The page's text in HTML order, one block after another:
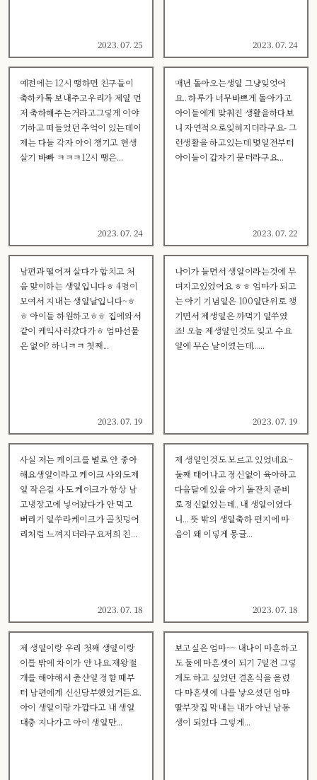
2023. 07. 25 2023. 07. 24
예전에는 12시 땡하면 친구들이
축하카톡 보내주고우리가 제일 먼
저 축하해주는거라고그렇게 이야
기하고 떠들었던 추억이 있는데이
제는 다들 각자 아이 챙기고 현생
살기 바빠 ㅋㅋㅋ12시 땡은...
2023. 07. 24
매년 돌아오는생일 그냥잊엇어
요.. 하루가 너무바쁘게 돌아가고
아이들에게 맞춰진 생활을하다보
니 자연적으로잊혀지더라구요- 그
런생활을 하고있는데 몇일전부터
아이들이 갑자기 묻더라구요...
2023. 07. 22
남편과 떨어져 살다가 합치고 처
음 맞이하는 생일입니다ㅎ 4명이
모여서 지내는 생일날입니다~ㅎ
ㅎ 아이들 하원하고ㅎㅎ 집에와서
같이 케익사러갔다가ㅎ 엄마선물
은 없어? 하니ㅋㅋ 첫째...
2023. 07. 19
나이가 들면서 생일이라는것에 무
뎌지고있었어요 ㅎㅎ 엄마가 되고
는 아기 기념일은 100일단위로 챙
기면서 제생일은 까먹기 일쑤였
죠! 오늘 제생일인것도 잊고 수요
일에 무슨 날이였는데......
2023. 07. 19
사실 저는 케이크를 별로 안 좋아
해요생일이라고 케이크 사와도제
일 작은걸 사도 케이크가 항상 남
고냉장고에 넣어놨다가 안 먹고
버리기 일쑤라케이크가 골칫덩어
리처럼 느껴지더라구요저희 친...
2023. 07. 18
제 생일인것도 모르고 있었네요~
둘째 태어나고 정신없이 육아하고
다음달에 있을 아기 돌잔치 준비
로 정신없었는데.. 내 생일이였다
니... 뜻 밖의 생일축하 편지에 마
음이 왜 이렇게 몽글...
2023. 07. 18
제 생일이랑 우리 첫째 생일이랑
이틀 밖에 차이가 안 나요.재왕절
개를 해야해서 출산일 정할 때부
터 남편에게 신신당부했었거든요.
아이 생일이랑 가깝다고 내 생일
대충 지나가고 아이 생일만...
보고싶은 엄마~~ 내나이 마흔하고
도 둘에 마흔셋이 되기 7일전 그렇
게도 하고 싶었던 결혼식을 올렸
다 마흔셋에 나를 낳으셨던 엄마
딸부잣집 막내는 내가 아닌 남동
생이 되었다 그렇게...